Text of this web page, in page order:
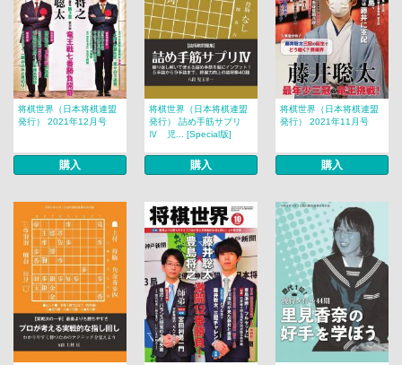
将棋世界（日本将棋連盟
発行） 2021年12月号
購入
将棋世界（日本将棋連盟
発行） 詰め手筋サプリ
Ⅳ 児... [Special版]
購入
将棋世界（日本将棋連盟
発行） 2021年11月号
購入